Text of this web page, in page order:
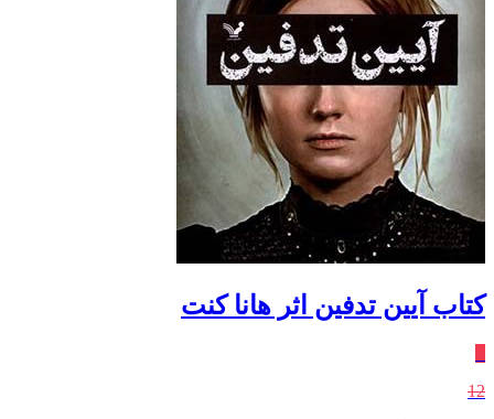
کتاب آیین تدفین اثر هانا کنت
12